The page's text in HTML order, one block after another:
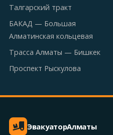
Талгарский тракт
БАКАД — Большая
Алматинская кольцевая
Трасса Алматы — Бишкек
Проспект Рыскулова
ЭвакуаторАлматы